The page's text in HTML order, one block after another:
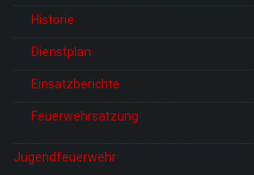
Historie
Dienstplan
Einsatzberichte
Feuerwehrsatzung
Jugendfeuerwehr